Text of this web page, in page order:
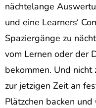
nächtelange
und eine Learners‘
Spaziergänge zu
vom Lernen oder der
bekommen. Und
zur jetzigen Zeit an
Plätzchen backen